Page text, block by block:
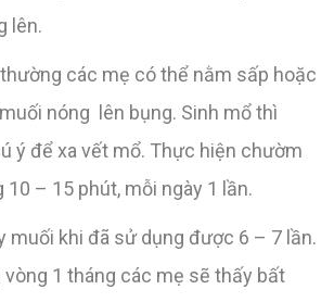
lên.
các mẹ có thể nằm sấp hoặc
nóng lên bụng. Sinh mổ thì
ý để xa vết mổ. Thực hiện chườm
– 15 phút, mỗi ngày 1 lần.
muối khi đã sử dụng được 6 – 7 lần.
1 tháng các mẹ sẽ thấy bất